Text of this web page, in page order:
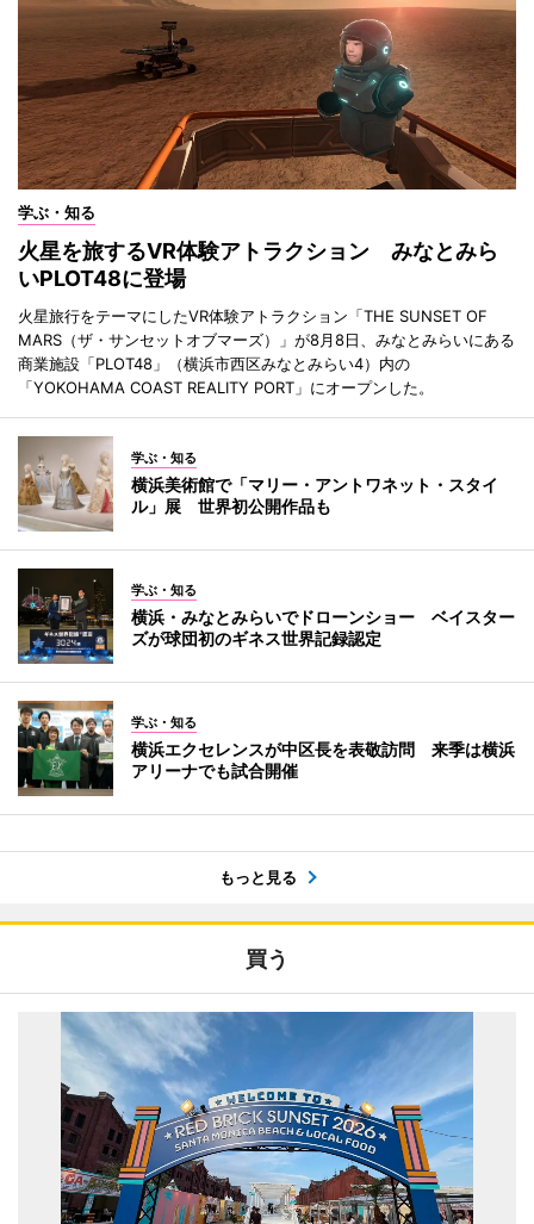
学ぶ・知る
火星を旅するVR体験アトラクション みなとみら
いPLOT48に登場
火星旅行をテーマにしたVR体験アトラクション「THE SUNSET OF
MARS（ザ・サンセットオブマーズ）」が8月8日、みなとみらいにある
商業施設「PLOT48」（横浜市西区みなとみらい4）内の
「YOKOHAMA COAST REALITY PORT」にオープンした。
学ぶ・知る
横浜美術館で「マリー・アントワネット・スタイ
ル」展 世界初公開作品も
学ぶ・知る
横浜・みなとみらいでドローンショー ベイスター
ズが球団初のギネス世界記録認定
学ぶ・知る
横浜エクセレンスが中区長を表敬訪問 来季は横浜
アリーナでも試合開催
もっと見る
買う